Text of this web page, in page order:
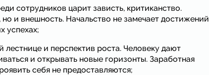
сотрудников царит зависть, критиканство.
и внешность. Начальство не замечает достижений
успехах;
лестнице и перспектив роста. Человеку дают
и открывать новые горизонты. Заработная
себя не предоставляются;